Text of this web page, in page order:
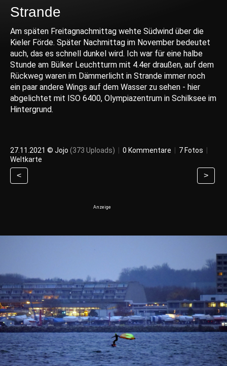
Strande
Am späten Freitagnachmittag wehte Südwind über die
Kieler Förde. Später Nachmittag im November bedeutet
auch, das es schnell dunkel wird. Ich war für eine halbe
Stunde am Bülker Leuchtturm mit 4.4er draußen, auf dem
Rückweg waren im Dämmerlicht in Strande immer noch
ein paar andere Wings auf dem Wasser zu sehen - hier
abgelichtet mit ISO 6400, Olympiazentrum in Schilksee im
Hintergrund.
27.11.2021 © Jojo (373 Uploads) 0 Kommentare 7 Fotos
Weltkarte
< >